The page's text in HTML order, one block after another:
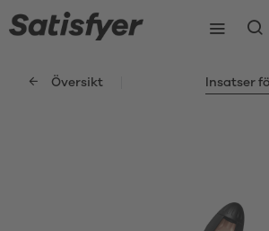
Översikt Insatser